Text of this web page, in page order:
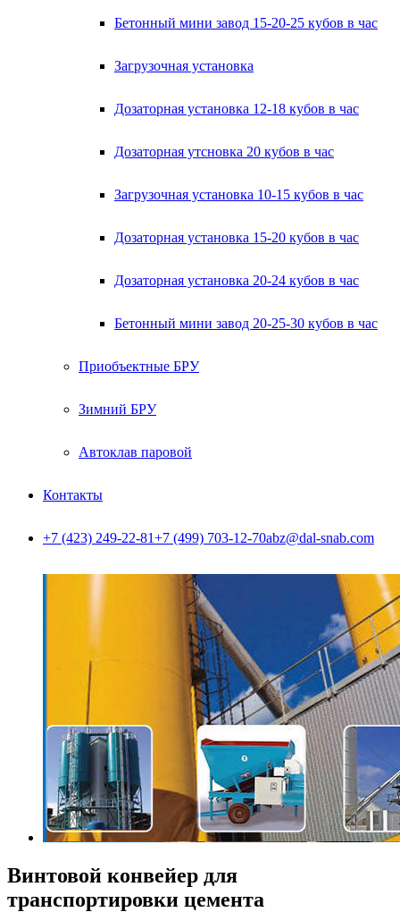
Бетонный мини завод 15-20-25 кубов в час
Загрузочная установка
Дозаторная установка 12-18 кубов в час
Дозаторная утсновка 20 кубов в час
Загрузочная установка 10-15 кубов в час
Дозаторная установка 15-20 кубов в час
Дозаторная установка 20-24 кубов в час
Бетонный мини завод 20-25-30 кубов в час
Приобъектные БРУ
Зимний БРУ
Автоклав паровой
Контакты
+7 (423) 249-22-81+7 (499) 703-12-70abz@dal-snab.com
Винтовой конвейер для
транспортировки цемента